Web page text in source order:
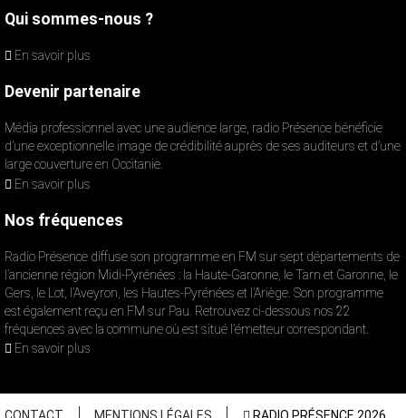
Qui sommes-nous ?
En savoir plus
Devenir partenaire
Média professionnel avec une audience large, radio Présence bénéficie
d’une exceptionnelle image de crédibilité auprès de ses auditeurs et d’une
large couverture en Occitanie.
En savoir plus
Nos fréquences
Radio Présence diffuse son programme en FM sur sept départements de
l’ancienne région Midi-Pyrénées : la Haute-Garonne, le Tarn et Garonne, le
Gers, le Lot, l’Aveyron, les Hautes-Pyrénées et l’Ariège. Son programme
est également reçu en FM sur Pau. Retrouvez ci-dessous nos 22
fréquences avec la commune où est situé l’émetteur correspondant.
En savoir plus
CONTACT MENTIONS LÉGALES RADIO PRÉSENCE 2026